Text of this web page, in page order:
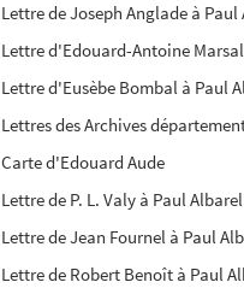
Lettre de Joseph Anglade à
Lettre d'Edouard-Antoine
Lettre d'Eusèbe Bombal à Paul
Lettres des Archives
Carte d'Edouard Aude
Lettre de P. L. Valy à Paul Albarel
Lettre de Jean Fournel à Paul
Lettre de Robert Benoît à Paul